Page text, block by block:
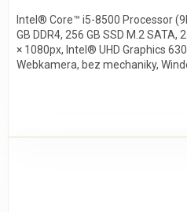
Intel® Core™ i5-8500 Processor
GB DDR4, 256 GB SSD M.2 SATA,
× 1080px, Intel® UHD Graphics
Webkamera, bez mechaniky,